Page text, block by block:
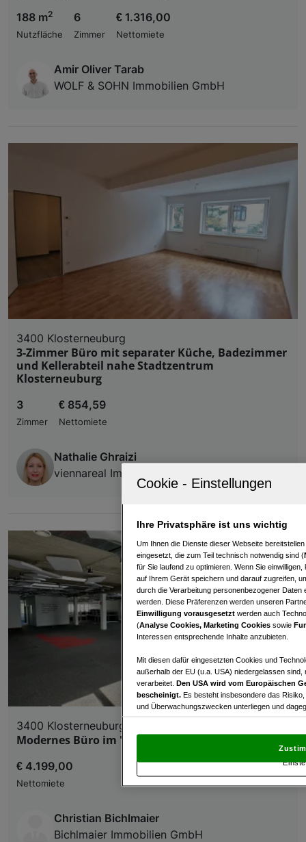
188 m2
Nutzfläche
6
Zimmer
€ 1.316,00
Nettomiete
Amir Oliver Tarab
WOLF & SOHN Immobilien GmbH
3400 Klosterneuburg
3-Zimmer Büro mit separater Küche, Badezimmer
und Kellerabteil nahe Stadtzentrum
Klosterneuburg
3
Zimmer
€ 854,59
Nettomiete
Nathalie Ghraizi
viennareal Immobilienmanagement GmbH
3400 Klosterneuburg
Modernes Büro im "Industrial Style"
€ 4.199,00
Nettomiete
Christian Bichlmaier
Bichlmaier Immobilien GmbH
Ihre Privatsphäre ist uns wichtig
Um Ihnen die Dienste dieser Webseite
eingesetzt, die zum Teil technisch notwendig sind (
für Sie laufend zu optimieren. Wenn Sie
auf Ihrem Gerät speichern und darauf zugreifen,
durch die Verarbeitung personenbezogener
werden. Diese Präferenzen werden unseren
Einwilligung vorausgesetzt werden auch
(Analyse Cookies, Marketing Cookies sowie
Interessen entsprechende Inhalte anzubieten.
Mit diesen dafür eingesetzten Cookies und
außerhalb der EU (u.a. USA) niedergelassen
verarbeitet. Den USA wird vom Europäischen
bescheinigt. Es besteht insbesondere das
und Überwachungszwecken unterliegen und
und Widerspruch gegen die Verarbeitung auf der
„Cookie Einstellungen“, die sich auf jeder Seite
Verwendung genauer Standortdaten.
Zugriff auf Informationen auf einem Endgerät.